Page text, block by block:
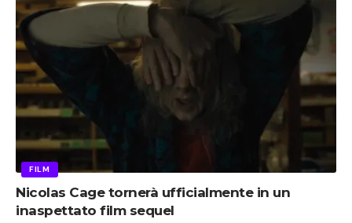
FILM
Nicolas Cage tornerà ufficialmente in un
inaspettato film sequel